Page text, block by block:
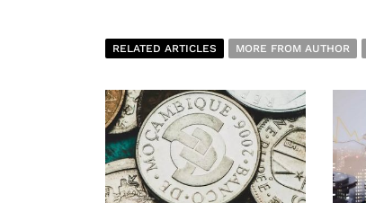
RELATED ARTICLES MORE FROM AUTHOR